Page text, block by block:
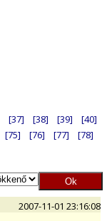
[37] [38] [39]
[40]
[75] [76] [77]
[78]
2007-11-01 23:16:08